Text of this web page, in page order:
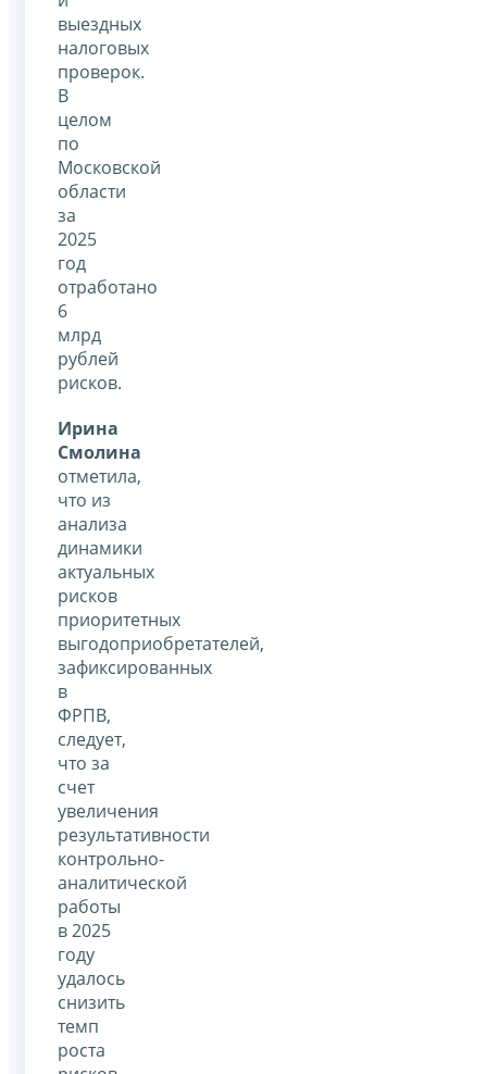
выездных
налоговых
проверок.
В
целом
по
Московской
области
за
2025
год
отработано
6
млрд
рублей
рисков.
Ирина
Смолина
отметила,
что из
анализа
динамики
актуальных
рисков
приоритетных
выгодоприобретателей,
зафиксированных
в
ФРПВ,
следует,
что за
счет
увеличения
результативности
контрольно-
аналитической
работы
в 2025
году
удалось
снизить
темп
роста